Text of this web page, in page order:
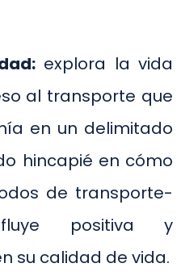
explora la vida
al transporte que
en un delimitado
hincapié en cómo
de transporte-
positiva y
su calidad de vida.